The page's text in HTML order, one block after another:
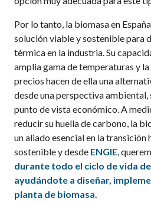
Por lo tanto, la biomasa en
solución viable y sostenible para
térmica en la industria. Su
amplia gama de temperaturas y
precios hacen de ella una
desde una perspectiva
punto de vista económico. A
reducir su huella de carbono, la
un aliado esencial en la transición
sostenible y desde ENGIE ,
durante todo el ciclo de vida
ayudándote a diseñar,
planta de biomasa.